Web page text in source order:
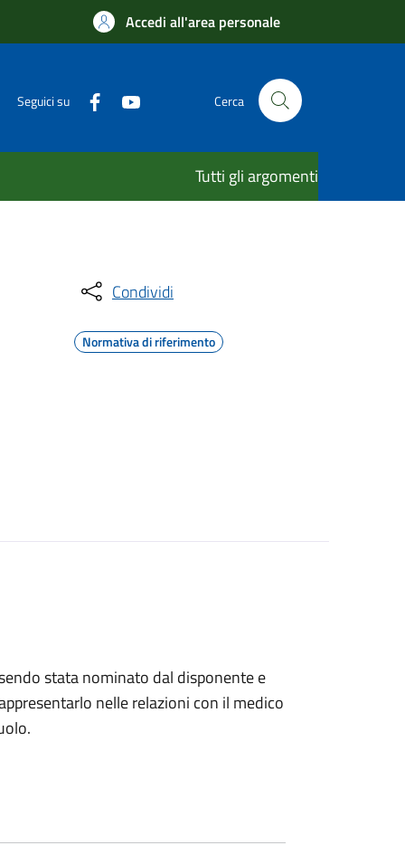
Accedi all'area personale
Seguici su Cerca
Tutti gli argomenti
Condividi
Normativa di riferimento
stata nominato dal disponente e
nelle relazioni con il medico